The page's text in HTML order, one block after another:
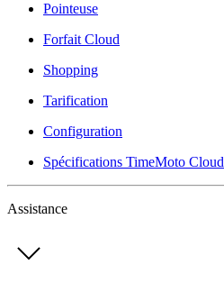
Pointeuse
Forfait Cloud
Shopping
Tarification
Configuration
Spécifications TimeMoto Cloud
Assistance